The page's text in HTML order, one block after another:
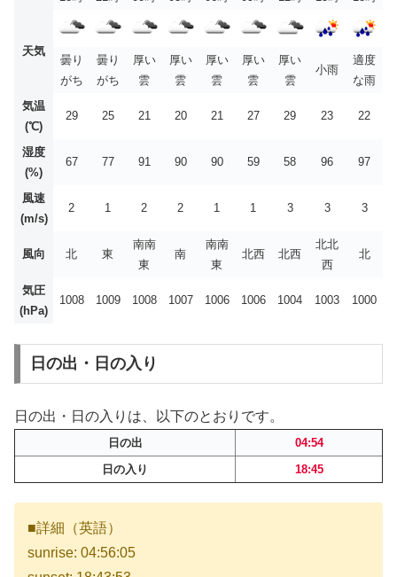
天気
曇り
がち
曇り
がち
厚い
雲
厚い
雲
厚い
雲
厚い
雲
厚い
雲
小雨
適度
な雨
気温
(℃)
29 25 21 20 21 27 29 23 22
湿度
(%)
67 77 91 90 90 59 58 96 97
風速
(m/s)
2 1 2 2 1 1 3 3 3
風向 北 東
南南
東
南
南南
東
北西 北西
北北
西
北
気圧
(hPa)
1008 1009 1008 1007 1006 1006 1004 1003 1000
日の出・日の入り
日の出・日の入りは、以下のとおりです。
日の出
04:54
日の入り
18:45
■詳細（英語）
sunrise: 04:56:05